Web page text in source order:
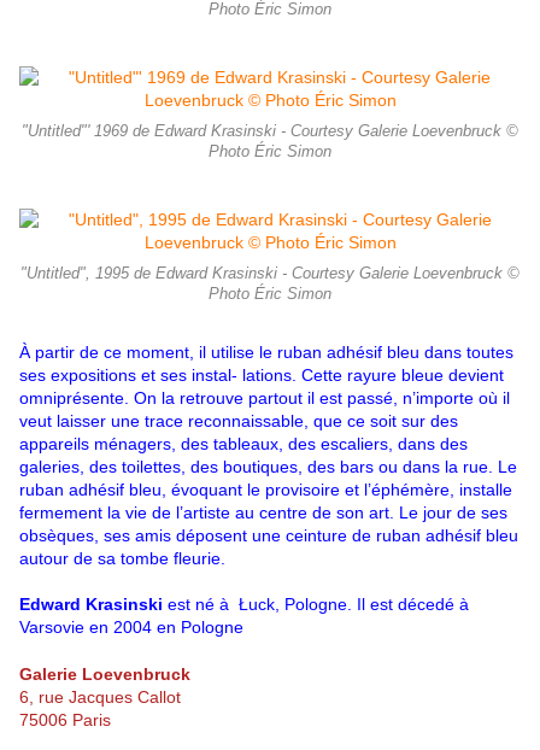
Photo Éric Simon
"Untitled"' 1969 de Edward Krasinski - Courtesy Galerie Loevenbruck ©
Photo Éric Simon
"Untitled", 1995 de Edward Krasinski - Courtesy Galerie Loevenbruck ©
Photo Éric Simon
À partir de ce moment, il utilise le ruban adhésif bleu dans toutes
ses expositions et ses instal- lations. Cette rayure bleue devient
omniprésente. On la retrouve partout il est passé, n’importe où il
veut laisser une trace reconnaissable, que ce soit sur des
appareils ménagers, des tableaux, des escaliers, dans des
galeries, des toilettes, des boutiques, des bars ou dans la rue. Le
ruban adhésif bleu, évoquant le provisoire et l’éphémère, installe
fermement la vie de l’artiste au centre de son art. Le jour de ses
obsèques, ses amis déposent une ceinture de ruban adhésif bleu
autour de sa tombe fleurie.
Edward Krasinski est né à Łuck, Pologne. Il est décedé à
Varsovie en 2004 en Pologne
Galerie Loevenbruck
6, rue Jacques Callot
75006 Paris